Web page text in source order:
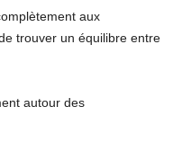
aux
trouver un équilibre entre
autour des